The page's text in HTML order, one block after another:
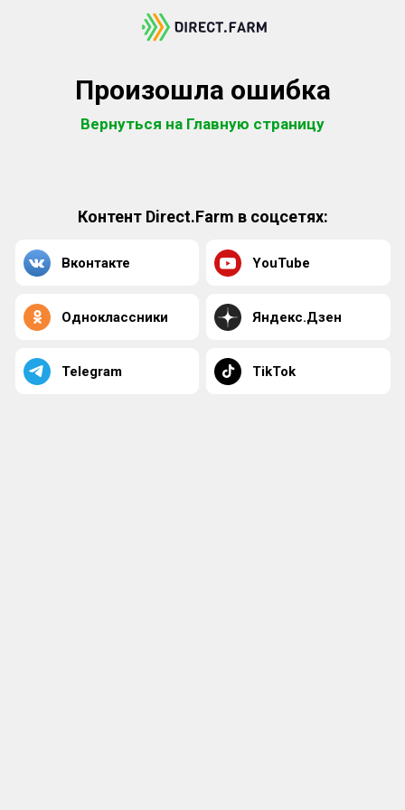
Произошла ошибка
Вернуться на Главную страницу
Контент Direct.Farm в соцсетях:
Вконтакте YouTube
Одноклассники Яндекс.Дзен
Telegram TikTok